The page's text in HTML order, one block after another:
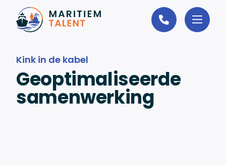
Ga naar de inhoud
Kink in de kabel
Geoptimaliseerde
samenwerking